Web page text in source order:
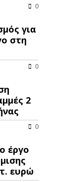
0
για
στη
0
2
0
έργο
ευρώ